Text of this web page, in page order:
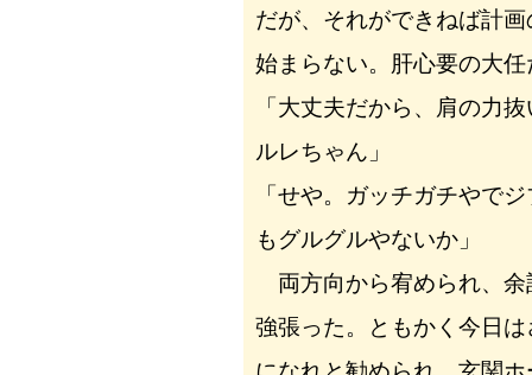
だが、それができねば計
始まらない。肝心要の大
「大丈夫だから、肩の力
ルレちゃん」
「せや。ガッチガチやで
もグルグルやないか」
両方向から宥められ、余
強張った。ともかく今日